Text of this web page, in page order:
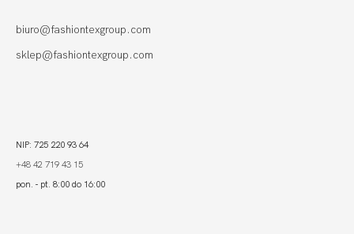
biuro@fashiontexgroup.com
sklep@fashiontexgroup.com
NIP: 725 220 93 64
+48 42 719 43 15
pon. - pt. 8:00 do 16:00